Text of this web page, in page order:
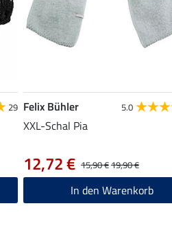
29 Felix Bühler 5.0
XXL-Schal Pia
15,90 €19,90 €
12,72 €
In den Warenkorb